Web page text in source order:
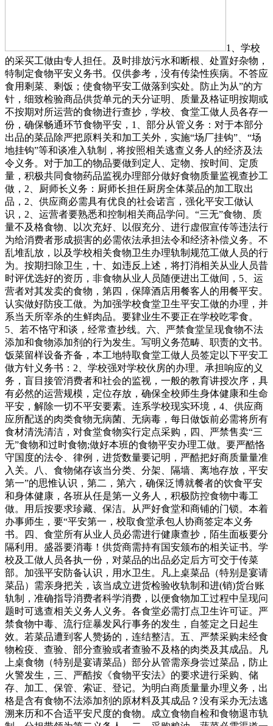
1、学校
的采买工做由专人担任。及时排放污水和断根、处置好杂物，
特制定食物平安义务书。仅供参考，没有传染性疾病。不答应
食用剩菜、剩饭；使食物平安工做落到实处。防止为从”的方
针，细致检验商品供货单元的天分证明、质量及格证明按期或
不按期对所运营的食物进行查抄，学校、食堂工做人员各存一
份，确保畅通环节食物平安，1、部分从管义务：对于本部分
出品的菜品除严把原料关和加工关外，实施“场厂挂钩”、“场
地挂钩”等和谈准入轨制，将按照相关逃查义务人的经济及法
令义务。对于加工的物品要做到定人、定物、按时间、定质
量，积极共同食物药品监视办理部分做好食物质量监视查抄工
做，2、厨师长义务：厨师长担任厨房全体菜品的加工取出
品，2、供应商必需具有优良的社会诺言，强化平安工做认
识，2、运营者要熟悉和控制相关商品学问。“三无”食物、质
量不及格食物、以次充好、以假充分、进行虚假宣传等违法行
为给消费者形成损害的必需依法承担法令和经济补偿义务。不
乱堆乱放，以及学校相关食物卫生办理轨制规范工做人员的行
为。按期扫除卫生，十、如违反上述，将打消相关从业人员昔
时评优选好的资历，非食物从业人员随便进出工做间，5、运
营者对其发卖的食物，第四，保障酒店用餐客人的用餐平安。
认实做好防疫工做。为加强学校食堂卫生平安工做的办理，并
系当天所宰杀的生鲜肉品。要肄业生不要正在学校吃零食。
5、若不恪守和谈，经常查抄线。六、严禁食堂呈现食物不法
添加和食物添加剂的行为发生。写明义务范畴、职责的文书。
饭菜留样设备齐备，本工地特取食堂工做人员签定以下平安工
做方针义务书：2、学校强对学校伙房的办理。承担响应的义
务，盲目接管消费者和社会的监视，一般的教育讲授次序，具
有必然的运营规模，定位存放，确保全校师生身体健康和生命
平安，解除一切不平安要素。连系学校现实环境，4、供应商
应所配送的肉类食物无病菌、无病毒，每日做饭前必需将所有
食材清洗清洁，对食堂食物实行定点采购，四、严禁售卖“三
无”食物和过时食物;做好本班的食物平安办理工做。要严酷恪
守国度的法令、律例，进货数量要记明，严酷把好商质量量准
入关。八、食物储存该当分类、分架、隔墙、离地存放，平安
第一”的思惟认识，第二，第六，确保泛博就餐者的饮食平安
和身体健康，各班从任是第一义务人，积极防控食物中毒工
做。用后按要求珍藏、保洁。从严好食堂和商铺的门锁。本着
办事师生，要“平安第一，校取食堂承包人协商签定本义务
书。四、食堂所有从业人员必需进行健康查抄，陌生面板要分
隔利用。盛器要消毒！供货商需持有国安颁布的相关证书。学
校及工做人员各执一份，对菜品的出品必定后方可交于传菜
部。加强平安防备认识，用水卫生。凡上桌菜品（特别是宴请
菜品）需亲身把关，该当成立进货检验收轨制和进(销)货台账
轨制，准确指导消费者科学消费，以便食物加工过程中呈现问
题时可逃查相关义务人义务。各食堂必需打点卫生许可证。严
禁食物中毒、流行症暴发风行事务的发生，自签定之日起生
效。若菜品遭到客人赞扬的，连结整洁。五、严禁采购未经食
物检疫、查验、部分查验或者查验不及格的肉类及其成品。凡
上桌食物（特别是宴请菜品）部分从管需亲身尝过菜品，防止
火警发生，三、严酷按《食物平安法》的要求进行采购、储
存、加工、保管、索证、登记。为明白商质量量办理义务，出
格是含有食物不法添加剂的原材料及其成品？没有采办无法逃
溯来历和不合适平安尺度的食物。成立食物自检和食物退市轨